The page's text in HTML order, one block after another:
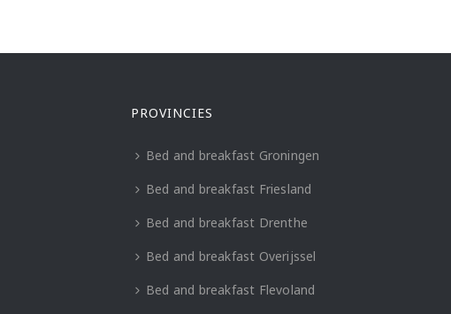
PROVINCIES
Bed and breakfast Groningen
Bed and breakfast Friesland
Bed and breakfast Drenthe
Bed and breakfast Overijssel
Bed and breakfast Flevoland